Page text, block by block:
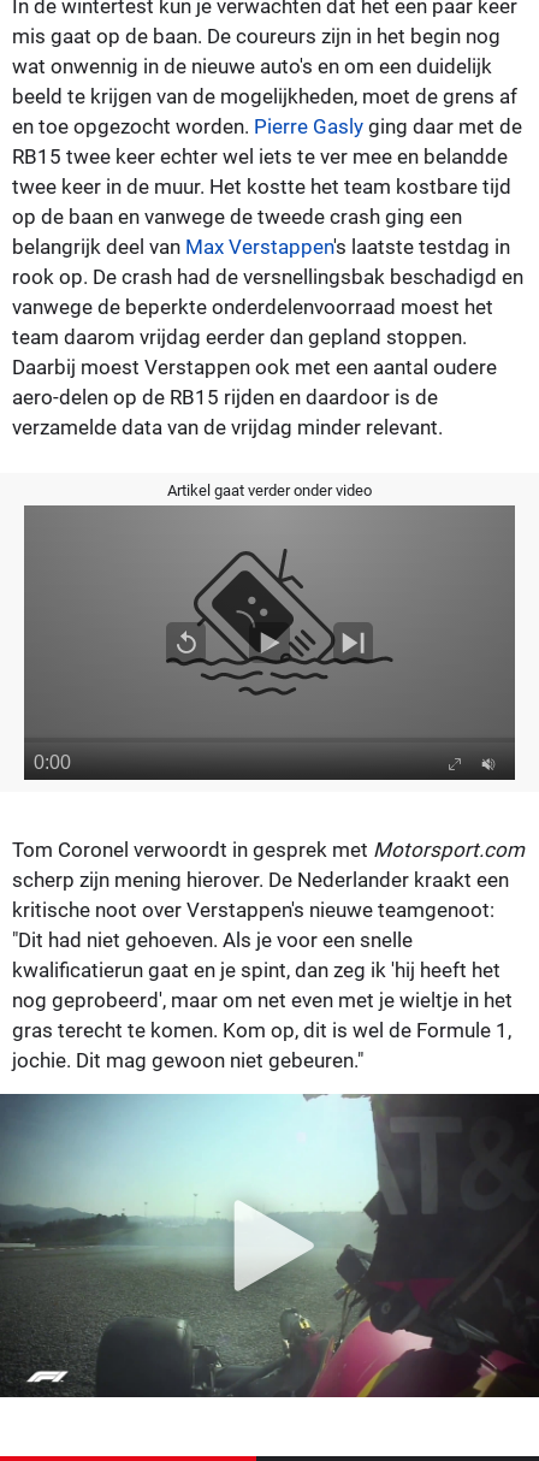
In de wintertest kun je verwachten dat het een paar keer
mis gaat op de baan. De coureurs zijn in het begin nog
wat onwennig in de nieuwe auto's en om een duidelijk
beeld te krijgen van de mogelijkheden, moet de grens af
en toe opgezocht worden. Pierre Gasly ging daar met de
RB15 twee keer echter wel iets te ver mee en belandde
twee keer in de muur. Het kostte het team kostbare tijd
op de baan en vanwege de tweede crash ging een
belangrijk deel van Max Verstappen's laatste testdag in
rook op. De crash had de versnellingsbak beschadigd en
vanwege de beperkte onderdelenvoorraad moest het
team daarom vrijdag eerder dan gepland stoppen.
Daarbij moest Verstappen ook met een aantal oudere
aero-delen op de RB15 rijden en daardoor is de
verzamelde data van de vrijdag minder relevant.
Artikel gaat verder onder video
Tom Coronel verwoordt in gesprek met Motorsport.com
scherp zijn mening hierover. De Nederlander kraakt een
kritische noot over Verstappen's nieuwe teamgenoot:
"Dit had niet gehoeven. Als je voor een snelle
kwalificatierun gaat en je spint, dan zeg ik 'hij heeft het
nog geprobeerd', maar om net even met je wieltje in het
gras terecht te komen. Kom op, dit is wel de Formule 1,
jochie. Dit mag gewoon niet gebeuren."